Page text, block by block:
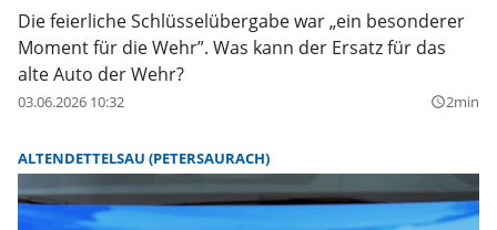
Die feierliche Schlüsselübergabe war „ein besonderer
Moment für die Wehr”. Was kann der Ersatz für das
alte Auto der Wehr?
03.06.2026 10:32 query_builder2min
ALTENDETTELSAU (PETERSAURACH)